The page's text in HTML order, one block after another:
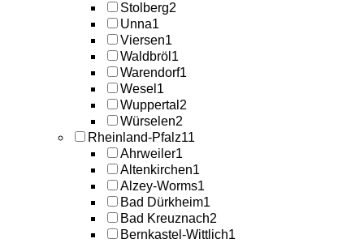
Stolberg2
Unna1
Viersen1
Waldbröl 1
Warendorf1
Wesel 1
Wuppertal 2
Würselen2
Rheinland-Pfalz11
Ahrweiler1
Altenkirchen1
Alzey-Worms1
Bad Dürkheim1
Bad Kreuznach2
Bernkastel-Wittlich1